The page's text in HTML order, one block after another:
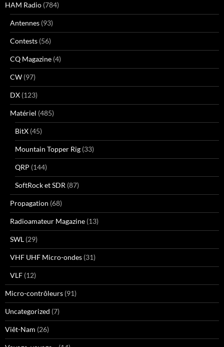
HAM Radio (784)
Antennes (93)
Contests (56)
CQ Magazine (4)
CW (97)
DX (123)
Matériel (485)
BitX (45)
Mountain Topper Rig (33)
QRP (144)
SoftRock et SDR (87)
Propagation (68)
Radioamateur Magazine (13)
SWL (29)
VHF UHF Micro-ondes (31)
VLF (12)
Micro-contrôleurs (91)
Uncategorized (7)
Viêt-Nam (26)